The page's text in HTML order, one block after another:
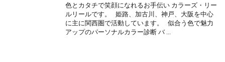
色とカタチで笑顔になれるお手伝い カラーズ・リー
ルリールです。 姫路、加古川、神戸、大阪を中心
に主に関西圏で活動しています。 似合う色で魅力
アップのパーソナルカラー診断 バ ...